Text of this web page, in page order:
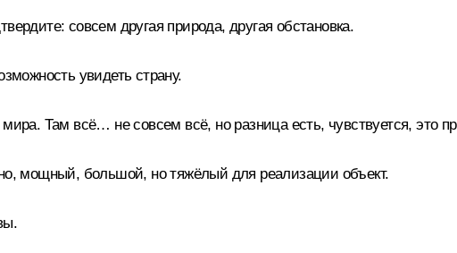
совсем другая природа, другая обстановка.
увидеть страну.
Там всё… не совсем всё, но разница есть, чувствуется, это
мощный, большой, но тяжёлый для реализации объект.